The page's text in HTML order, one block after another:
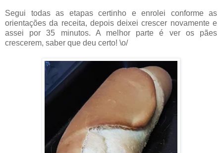
Segui todas as etapas certinho e enrolei conforme as
orientações da receita, depois deixei crescer novamente e
assei por 35 minutos. A melhor parte é ver os pães
crescerem, saber que deu certo! \o/